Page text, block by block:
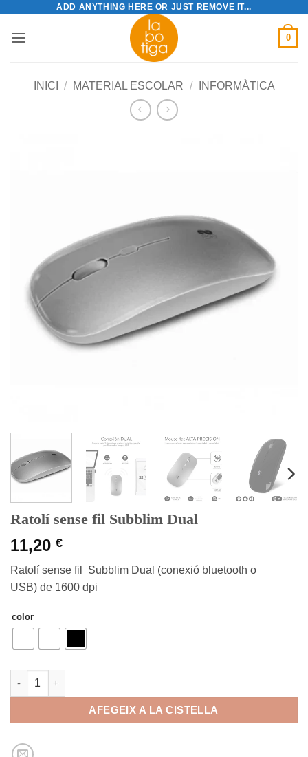
content
ADD ANYTHING HERE OR JUST REMOVE IT...
0
INICI / MATERIAL ESCOLAR / INFORMÀTICA
Ratolí sense fil Subblim Dual
11,20 €
Ratolí sense fil Subblim Dual (conexió bluetooth o
USB) de 1600 dpi
color
quantitat de Ratolí sense fil Subblim Dual
AFEGEIX A LA CISTELLA